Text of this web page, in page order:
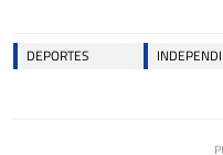
DEPORTES